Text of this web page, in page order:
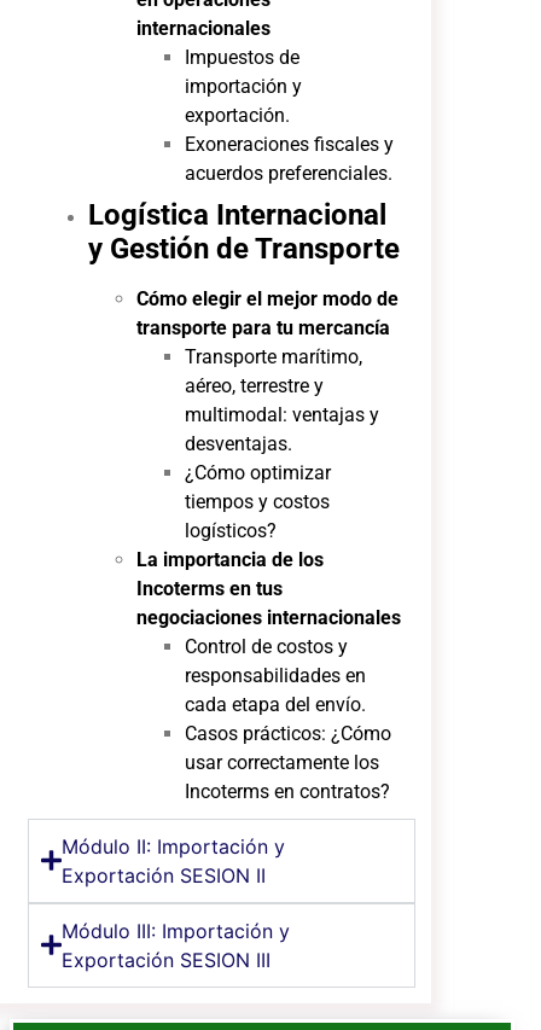
internacionales
Impuestos de
importación y
exportación.
Exoneraciones fiscales y
acuerdos preferenciales.
Logística Internacional
y Gestión de Transporte
Cómo elegir el mejor modo de
transporte para tu mercancía
Transporte marítimo,
aéreo, terrestre y
multimodal: ventajas y
desventajas.
¿Cómo optimizar
tiempos y costos
logísticos?
La importancia de los
Incoterms en tus
negociaciones internacionales
Control de costos y
responsabilidades en
cada etapa del envío.
Casos prácticos: ¿Cómo
usar correctamente los
Incoterms en contratos?
Módulo II: Importación y
Exportación SESION II
Módulo III: Importación y
Exportación SESION III